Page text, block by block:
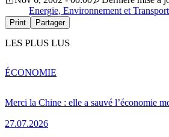
Energie, Environnement et Transport
Print Partager
LES PLUS LUS
Merci la Chine : elle a sauvé l’économie
27.07.2026
ÉCONOMIE